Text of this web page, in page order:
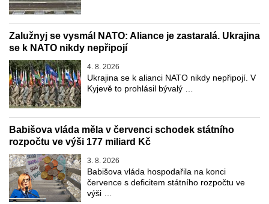
Zalužnyj se vysmál NATO: Aliance je zastaralá. Ukrajina
se k NATO nikdy nepřipojí
4. 8. 2026
Ukrajina se k alianci NATO nikdy nepřipojí. V
Kyjevě to prohlásil bývalý …
Babišova vláda měla v červenci schodek státního
rozpočtu ve výši 177 miliard Kč
3. 8. 2026
Babišova vláda hospodařila na konci
července s deficitem státního rozpočtu ve
výši …